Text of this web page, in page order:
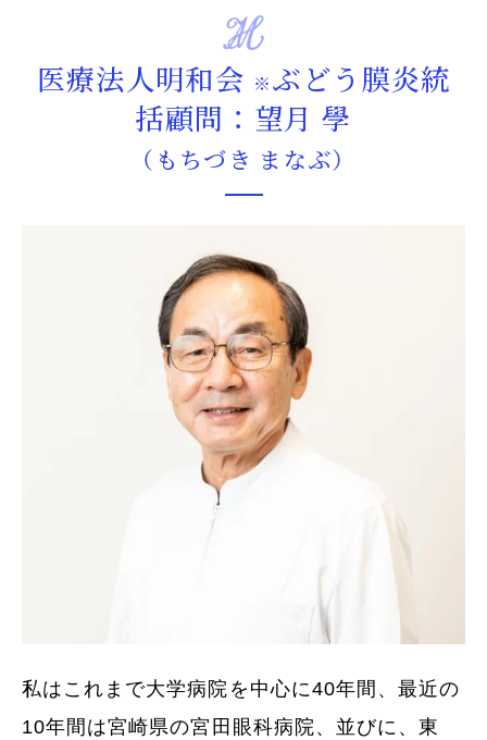
医療法人明和会 ※ぶどう膜炎統
括顧問 ：望月 學
（もちづき まなぶ）
私はこれまで大学病院を中心に40年間、最近の
10年間は宮崎県の宮田眼科病院、並びに、東